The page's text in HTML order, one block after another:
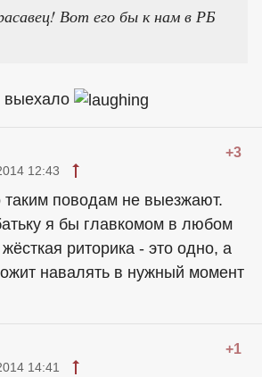
Вот его бы к нам в РБ
выехало
+3
12:43
таким поводам не выезжают.
я бы главкомом в любом
риторика - это одно, а
навалять в нужный момент
+1
14:41